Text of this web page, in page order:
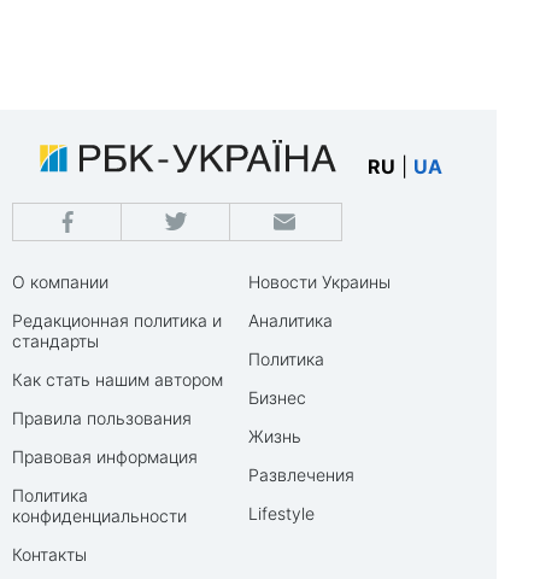
RU UA
О компании
Редакционная политика и
стандарты
Как стать нашим автором
Правила пользования
Правовая информация
Политика
конфиденциальности
Контакты
Новости Украины
Аналитика
Политика
Бизнес
Жизнь
Развлечения
Lifestyle